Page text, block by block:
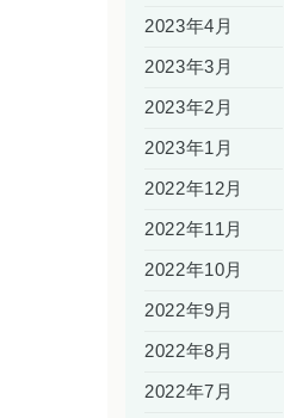
2023年4月
2023年3月
2023年2月
2023年1月
2022年12月
2022年11月
2022年10月
2022年9月
2022年8月
2022年7月